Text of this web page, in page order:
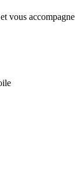
vous accompagne